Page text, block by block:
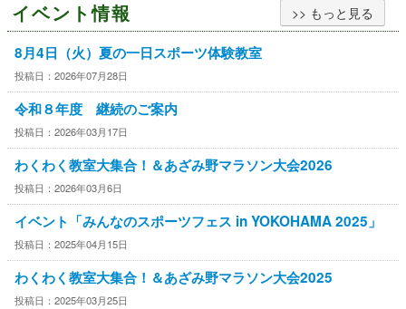
>> もっと見る
イベント情報
8月4日（火）夏の一日スポーツ体験教室
投稿日：2026年07月28日
令和８年度 継続のご案内
投稿日：2026年03月17日
わくわく教室大集合！＆あざみ野マラソン大会2026
投稿日：2026年03月6日
イベント「みんなのスポーツフェス in YOKOHAMA 2025」
投稿日：2025年04月15日
わくわく教室大集合！＆あざみ野マラソン大会2025
投稿日：2025年03月25日